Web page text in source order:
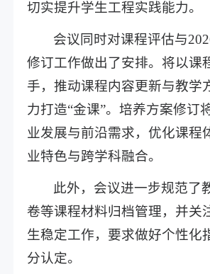
切实提升学生工程实践能力。
会议同时对课程评估与
修订工作做出了安排。将以课
手，推动课程内容更新与教学
力打造“金课”。培养方案修订
业发展与前沿需求，优化课程
业特色与跨学科融合。
此外，会议进一步规范了
卷等课程材料归档管理，并关
生稳定工作，要求做好个性化
分认定。